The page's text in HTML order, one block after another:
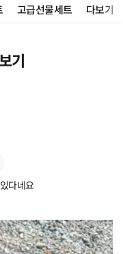
고급선물세트 다보기
기
다네요